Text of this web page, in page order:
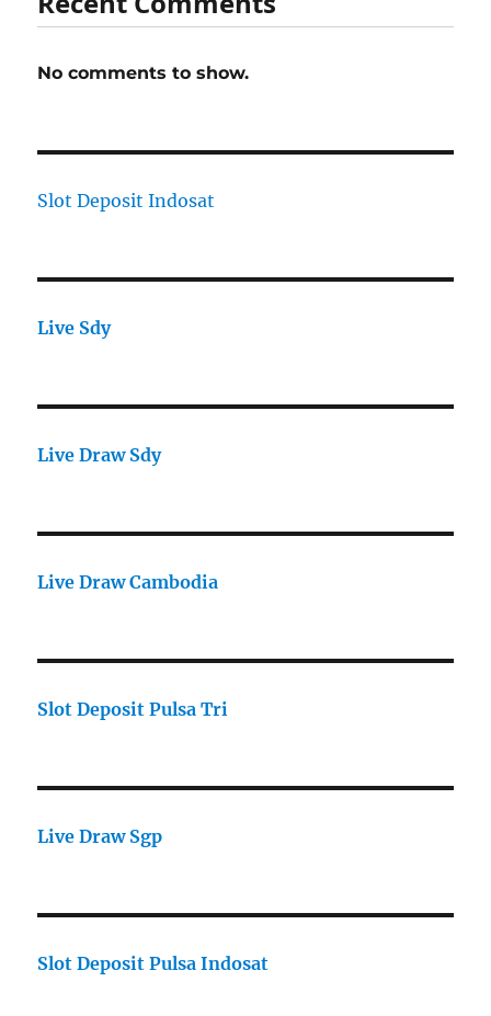
No comments to show.
Slot Deposit Indosat
Live Sdy
Live Draw Sdy
Live Draw Cambodia
Slot Deposit Pulsa Tri
Live Draw Sgp
Slot Deposit Pulsa Indosat